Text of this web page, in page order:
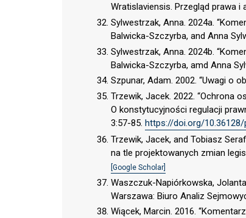
Wratislaviensis. Przegląd prawa i
Sylwestrzak, Anna. 2024a.
Balwicka-Szczyrba, and Anna
Sylwestrzak, Anna. 2024b.
Balwicka-Szczyrba, amd Anna
Szpunar, Adam. 2002. “Uwagi o
Trzewik, Jacek. 2022. “Ochrona
O konstytucyjności regulacji
3:57-85. https://doi.org/10.36128/
Trzewik, Jacek, and Tobiasz
na tle projektowanych zmian
[Google Scholar]
Waszczuk-Napiórkowska,
Warszawa: Biuro Analiz
Wiącek, Marcin. 2016.